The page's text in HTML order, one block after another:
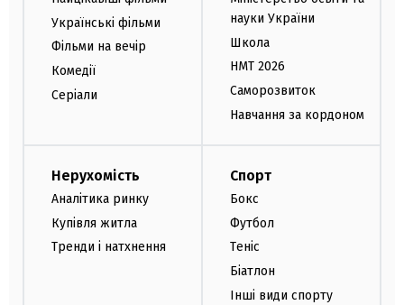
Українські фільми
Фільми на вечір
Комедії
Серіали
науки України
Школа
НМТ 2026
Саморозвиток
Навчання за кордоном
Нерухомість
Аналітика ринку
Купівля житла
Тренди і натхнення
Спорт
Бокс
Футбол
Теніс
Біатлон
Інші види спорту